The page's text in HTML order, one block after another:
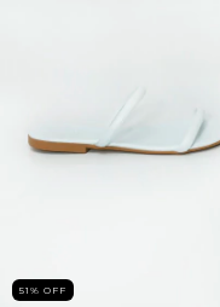
51 % OFF